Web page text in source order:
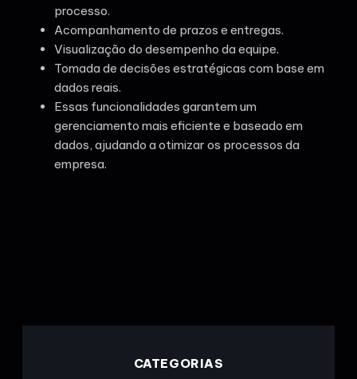
processo.
Acompanhamento de prazos e entregas.
Visualização do desempenho da equipe.
Tomada de decisões estratégicas com base em
dados reais.
Essas funcionalidades garantem um
gerenciamento mais eficiente e baseado em
dados, ajudando a otimizar os processos da
empresa.
CATEGORIAS